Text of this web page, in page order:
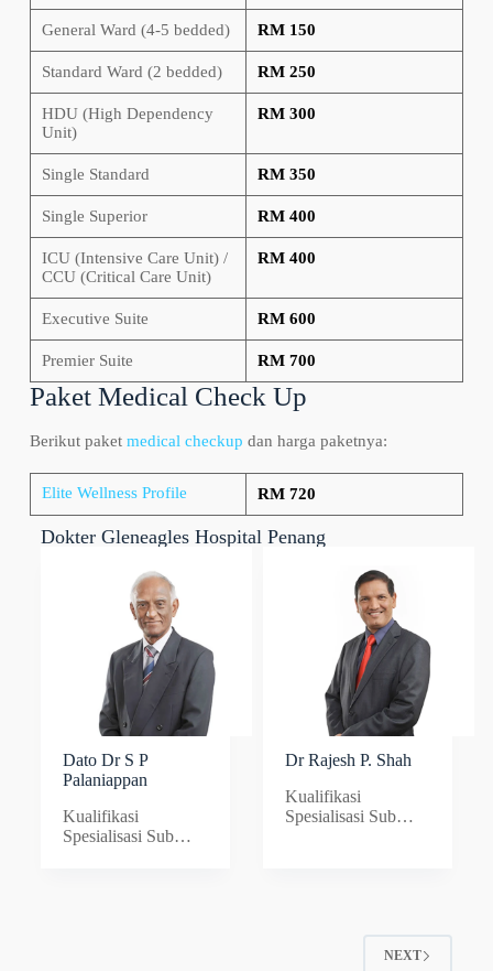
General Ward (4-5 bedded) RM 150
Standard Ward (2 bedded) RM 250
HDU (High Dependency
Unit)
RM 300
Single Standard RM 350
Single Superior RM 400
ICU (Intensive Care Unit) /
CCU (Critical Care Unit)
RM 400
Executive Suite RM 600
Premier Suite RM 700
Paket Medical Check Up
Berikut paket medical checkup dan harga paketnya:
Elite Wellness Profile RM 720
Dokter Gleneagles Hospital Penang
Dato Dr S P
Palaniappan
Kualifikasi
Spesialisasi Sub
Dr Rajesh P. Shah
Kualifikasi
Spesialisasi Sub
NEXT